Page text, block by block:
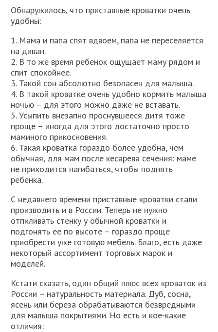
Обнаружилось, что приставные кроватки очень
удобны:
1. Мама и папа спят вдвоем, папа не переселяется
на диван.
2. В то же время ребенок ощущает маму рядом и
спит спокойнее.
3. Такой сон абсолютно безопасен для малыша.
4. В такой кроватке очень удобно кормить малыша
ночью – для этого можно даже не вставать.
5. Усыпить внезапно проснувшееся дитя тоже
проще – иногда для этого достаточно просто
маминого прикосновения.
6. Такая кроватка гораздо более удобна, чем
обычная, для мам после кесарева сечения: маме
не приходится нагибаться, чтобы поднять
ребенка.
С недавнего времени приставные кроватки стали
производить и в России. Теперь не нужно
отпиливать стенку у обычной кроватки и
подгонять ее по высоте – гораздо проще
приобрести уже готовую мебель. Благо, есть даже
некоторый ассортимент торговых марок и
моделей.
Кстати сказать, один общий плюс всех кроваток из
России – натуральность материала. Дуб, сосна,
ясень или береза обрабатываются безвредными
для малыша покрытиями. Но есть и кое-какие
отличия: